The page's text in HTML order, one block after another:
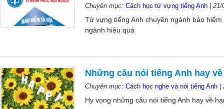
Chuyên mục: Cách học từ vựng tiếng Anh 21/
Từ vựng tiếng Anh chuyên ngành bảo
ngành hiệu quả
Những câu nói tiếng Anh hay
Chuyên mục: Cách học nghe và nói tiếng Anh
Hy vọng những câu nói tiếng Anh hay về